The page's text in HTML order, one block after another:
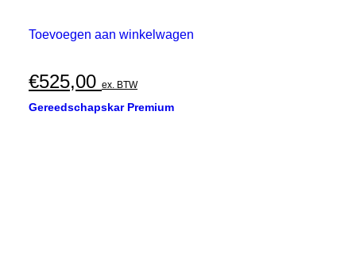
Toevoegen aan winkelwagen
€525,00 ex. BTW
Gereedschapskar Premium